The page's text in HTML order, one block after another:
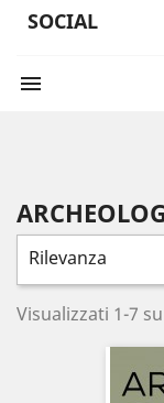
SOCIAL

Rilevanza
Visualizzati 1-7